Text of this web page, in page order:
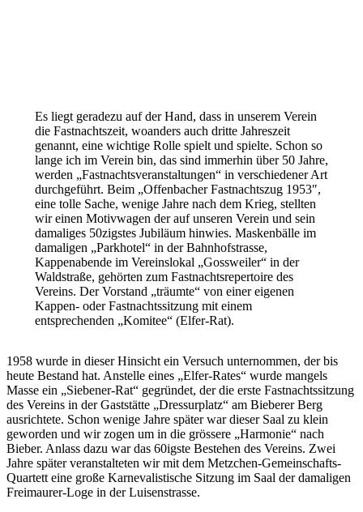
Es liegt geradezu auf der Hand, dass in unserem Verein
die Fastnachtszeit, woanders auch dritte Jahreszeit
genannt, eine wichtige Rolle spielt und spielte. Schon so
lange ich im Verein bin, das sind immerhin über 50 Jahre,
werden „Fastnachtsveranstaltungen“ in verschiedener Art
durchgeführt. Beim „Offenbacher Fastnachtszug 1953″,
eine tolle Sache, wenige Jahre nach dem Krieg, stellten
wir einen Motivwagen der auf unseren Verein und sein
damaliges 50zigstes Jubiläum hinwies. Maskenbälle im
damaligen „Parkhotel“ in der Bahnhofstrasse,
Kappenabende im Vereinslokal „Gossweiler“ in der
Waldstraße, gehörten zum Fastnachtsrepertoire des
Vereins. Der Vorstand „träumte“ von einer eigenen
Kappen- oder Fastnachtssitzung mit einem
entsprechenden „Komitee“ (Elfer-Rat).
1958 wurde in dieser Hinsicht ein Versuch unternommen, der bis
heute Bestand hat. Anstelle eines „Elfer-Rates“ wurde mangels
Masse ein „Siebener-Rat“ gegründet, der die erste Fastnachtssitzung
des Vereins in der Gaststätte „Dressurplatz“ am Bieberer Berg
ausrichtete. Schon wenige Jahre später war dieser Saal zu klein
geworden und wir zogen um in die grössere „Harmonie“ nach
Bieber. Anlass dazu war das 60igste Bestehen des Vereins. Zwei
Jahre später veranstalteten wir mit dem Metzchen-Gemeinschafts-
Quartett eine große Karnevalistische Sitzung im Saal der damaligen
Freimaurer-Loge in der Luisenstrasse.